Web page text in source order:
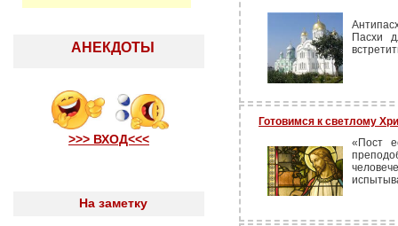
АНЕКДОТЫ
>>> ВХОД<<<
На заметку
Пасхи
Готовимся к светлому
«Пост